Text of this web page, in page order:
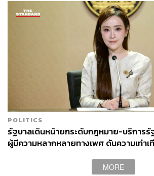
POLITICS
รัฐบาลเดินหน้ายกระดับกฎหมาย-บริการ
ผู้มีความหลากหลายทางเพศ ดันความเท่า
MORE